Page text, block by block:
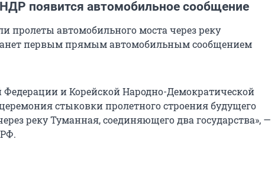
появится автомобильное сообщение
пролеты автомобильного моста через реку
первым прямым автомобильным сообщением
Федерации и Корейской Народно-Демократической
стыковки пролетного строения будущего
реку Туманная, соединяющего два государства», —